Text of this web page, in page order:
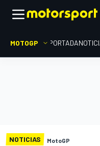
MOTOGP PORTADA
NOTICIAS MotoGP